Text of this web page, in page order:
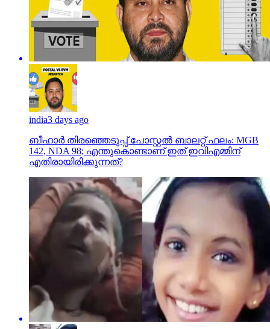
india3 days ago
ബീഹാർ തിരഞ്ഞെടുപ്പ് പോസ്റ്റൽ ബാലറ്റ് ഫലം: MGB
142, NDA 98; എന്തുകൊണ്ടാണ് ഇത് ഇവിഎമ്മിന്
എതിരായിരിക്കുന്നത്?